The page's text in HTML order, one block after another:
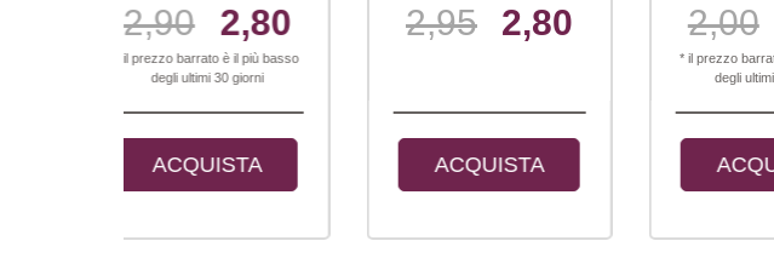
2,95
ACQUISTA
2,00
ACQUISTA